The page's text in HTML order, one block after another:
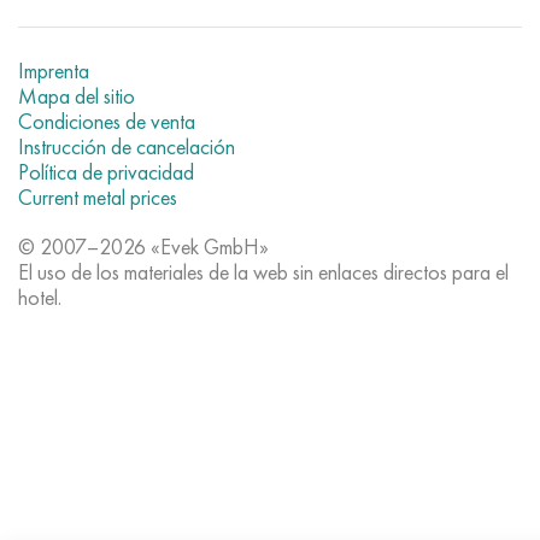
Imprenta
Mapa del sitio
Condiciones de venta
Instrucción de cancelación
Política de privacidad
Current metal prices
© 2007–2026 «Evek GmbH»
El uso de los materiales de la web sin enlaces directos para el
hotel.